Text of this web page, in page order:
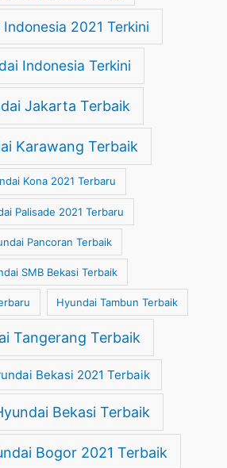
2021 Terkini
Indonesia Terkini
Jakarta Terbaik
Karawang Terbaik
Kona 2021 Terbaru
Palisade 2021 Terbaru
Pancoran Terbaik
SMB Bekasi Terbaik
Hyundai Tambun Terbaik
Tangerang Terbaik
Bekasi 2021 Terbaik
Bekasi Terbaik
Bogor 2021 Terbaik